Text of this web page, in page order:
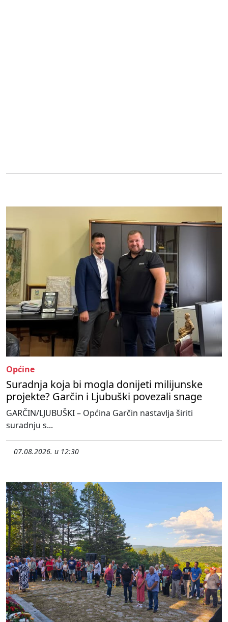
Općine
Suradnja koja bi mogla donijeti milijunske
projekte? Garčin i Ljubuški povezali snage
GARČIN/LJUBUŠKI – Općina Garčin nastavlja širiti
suradnju s...
07.08.2026. u 12:30